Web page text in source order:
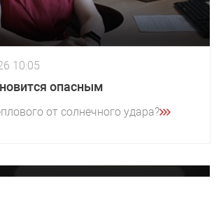
10:05
опасным
от солнечного удара?
стала главным героем нового